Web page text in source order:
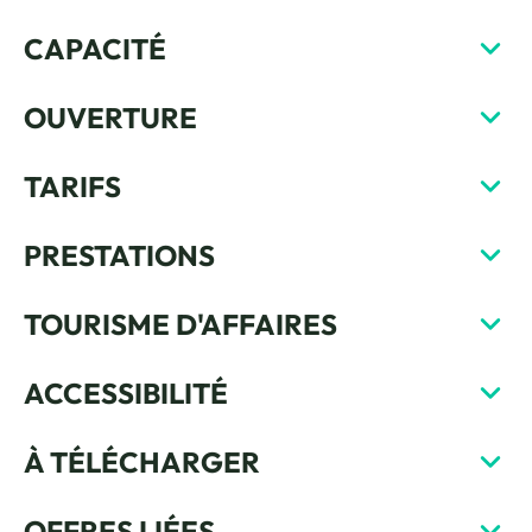
CAPACITÉ
OUVERTURE
TARIFS
PRESTATIONS
TOURISME D'AFFAIRES
ACCESSIBILITÉ
À TÉLÉCHARGER